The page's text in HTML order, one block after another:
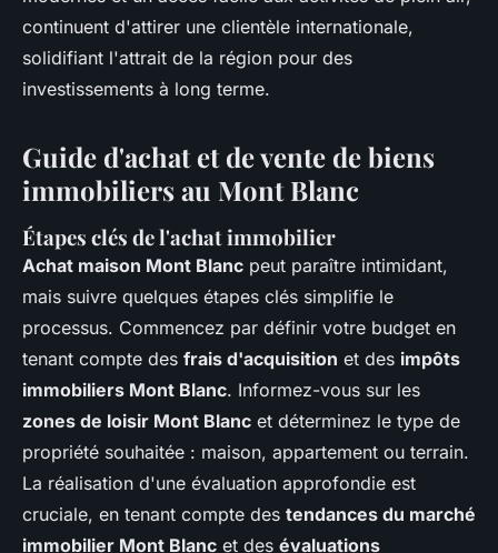
continuent d'attirer une clientèle internationale,
solidifiant l'attrait de la région pour des
investissements à long terme.
Guide d'achat et de vente de biens
immobiliers au Mont Blanc
Étapes clés de l'achat immobilier
Achat maison Mont Blanc peut paraître intimidant,
mais suivre quelques étapes clés simplifie le
processus. Commencez par définir votre budget en
tenant compte des frais d'acquisition et des impôts
immobiliers Mont Blanc. Informez-vous sur les
zones de loisir Mont Blanc et déterminez le type de
propriété souhaitée : maison, appartement ou terrain.
La réalisation d'une évaluation approfondie est
cruciale, en tenant compte des tendances du marché
immobilier Mont Blanc et des évaluations